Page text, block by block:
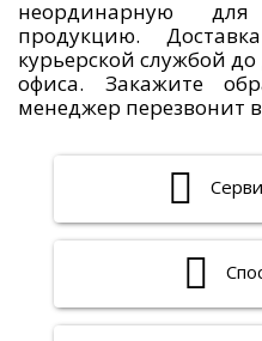
неординарную
продукцию.
курьерской службой
офиса. Закажите
менеджер перезвонит